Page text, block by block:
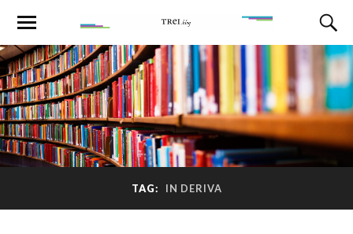
TAG: IN DERIVA